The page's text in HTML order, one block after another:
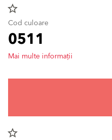
star_border
Cod culoare
0511
Mai multe informații
star_border